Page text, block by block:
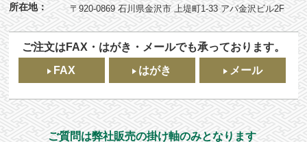
所在地：
〒920-0869 石川県金沢市 上堤町1-33 アパ金沢ビル2F
ご注文はFAX・はがき・メールでも承っております。
FAX
はがき メール
ご質問は弊社販売の掛け軸のみとなります